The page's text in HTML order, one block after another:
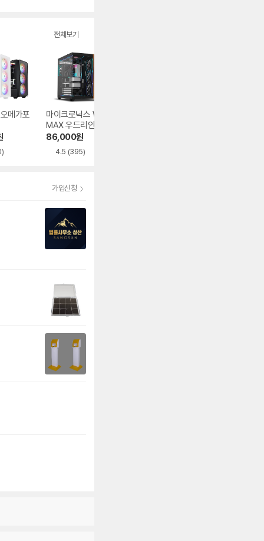
전체보기
메가포
마이크로닉스 WIZ
MAX 우드리안 MA
X
86,000원
4.5 (395)
가입신청